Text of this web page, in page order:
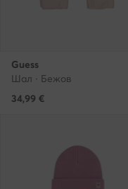
Guess
Шал · Бежов
34,99 €